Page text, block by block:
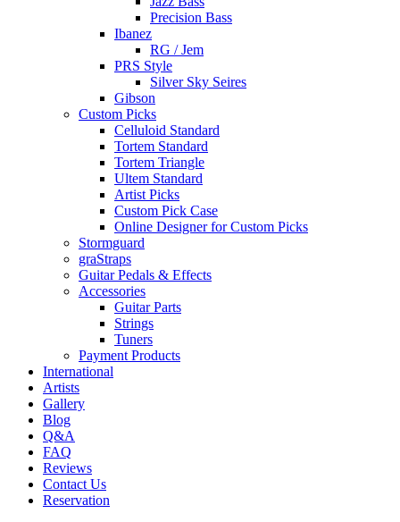
Precision Bass
Ibanez
RG / Jem
PRS Style
Silver Sky Seires
Gibson
Custom Picks
Celluloid Standard
Tortem Standard
Tortem Triangle
Ultem Standard
Artist Picks
Custom Pick Case
Online Designer for Custom Picks
Stormguard
graStraps
Guitar Pedals & Effects
Accessories
Guitar Parts
Strings
Tuners
Payment Products
International
Artists
Gallery
Blog
Q&A
FAQ
Reviews
Contact Us
Reservation